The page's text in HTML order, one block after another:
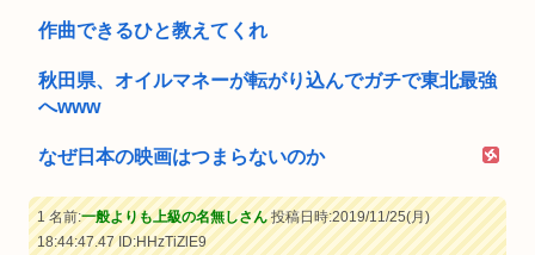
作曲できるひと教えてくれ
秋田県、オイルマネーが転がり込んでガチで東北最強
へwww
なぜ日本の映画はつまらないのか
1 名前:一般よりも上級の名無しさん投稿日時:2019/11/25(月)
18:44:47.47ID:HHzTiZlE9